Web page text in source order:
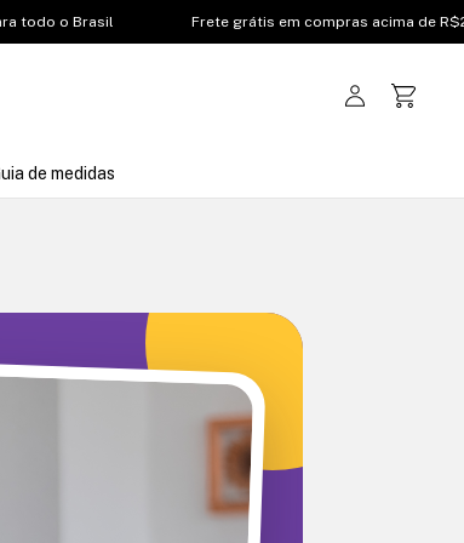
Frete grátis em compras acima de R$200,00
de medidas